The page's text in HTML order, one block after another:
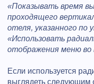
«Показывать время
проходящего
отеля, указанного по
«Использовать
отображения меню во
Если используется
выглядеть следующим